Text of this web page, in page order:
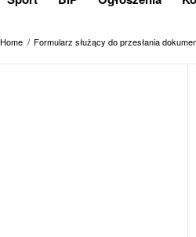
Home / Formularz służący do przesłania